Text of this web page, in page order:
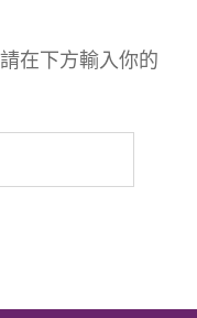
在下方輸入你的